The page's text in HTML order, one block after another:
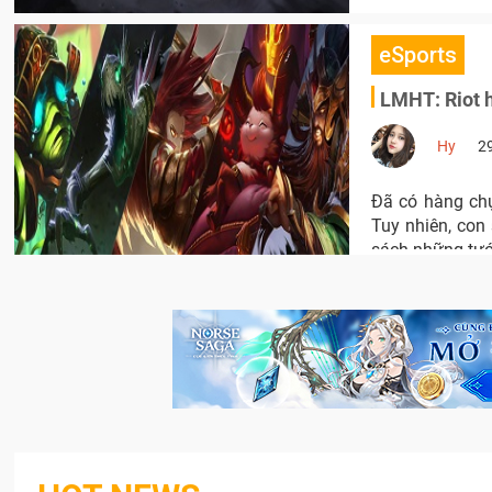
eSports
LMHT: Riot
Hy
Đã có hàng
Tuy nhiên,
sách những